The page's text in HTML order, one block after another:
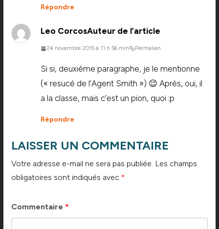
Répondre
Leo CorcosAuteur de l’article
24 novembre 2015 à 11 h 56 min Permalien
Si si, deuxième paragraphe, je le mentionne
(« resucé de l’Agent Smith ») 😉 Après, oui, il
a la classe, mais c’est un pion, quoi :p
Répondre
LAISSER UN COMMENTAIRE
Votre adresse e-mail ne sera pas publiée. Les champs
obligatoires sont indiqués avec *
Commentaire *